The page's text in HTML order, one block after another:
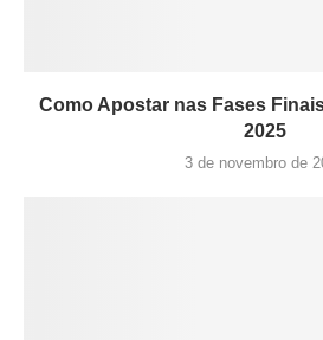
Como Apostar nas Fases
2025
3 de novembro de